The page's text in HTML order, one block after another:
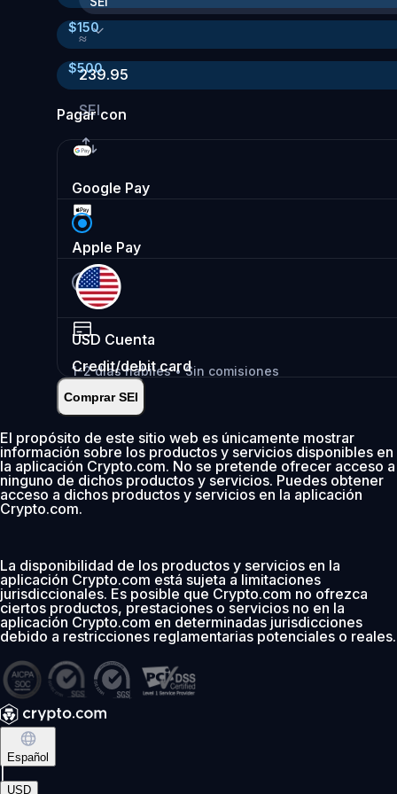
≈
239.95
SEI
$150
$500
Pagar con
Google Pay
Apple Pay
USD Cuenta
1-2 días hábiles • Sin comisiones
Depositar
Credit/debit card
Instantáneo
0 % de comisión los primeros 30 días
Añadir
Comprar SEI
El propósito de este sitio web es únicamente mostrar
información sobre los productos y servicios disponibles en
la aplicación Crypto.com. No se pretende ofrecer acceso a
ninguno de dichos productos y servicios. Puedes obtener
acceso a dichos productos y servicios en la aplicación
Crypto.com.
La disponibilidad de los productos y servicios en la
aplicación Crypto.com está sujeta a limitaciones
jurisdiccionales. Es posible que Crypto.com no ofrezca
ciertos productos, prestaciones o servicios no en la
aplicación Crypto.com en determinadas jurisdicciones
debido a restricciones reglamentarias potenciales o reales.
Español
USD